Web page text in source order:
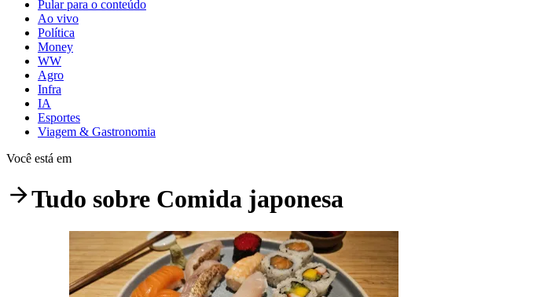
Pular para o conteúdo
Ao vivo
Política
Money
WW
Agro
Infra
IA
Esportes
Viagem & Gastronomia
Você está em
Tudo sobre Comida japonesa